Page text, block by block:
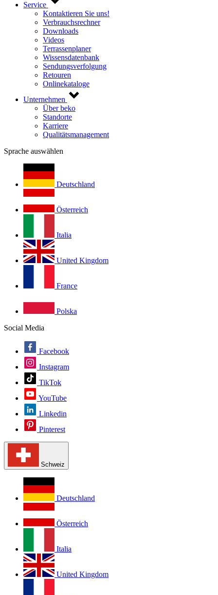
Service
Kontaktieren Sie uns!
Verbrauchsrechner
Downloads
Videos
Terrassenplaner
Wissensdatenbank
Sendungsverfolgung
Retouren
Onlinekataloge
Unternehmen
Über beko
Standorte
Karriere
Qualitätsmanagement
Sprache auswählen
Deutschland
Österreich
Italia
United Kingdom
France
Polska
Social Media
Facebook
Instagram
TikTok
YouTube
Linkedin
Pinterest
Schweiz
Deutschland
Österreich
Italia
United Kingdom